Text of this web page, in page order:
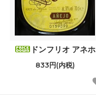
ドンフリオ アネホ
833円(内税)